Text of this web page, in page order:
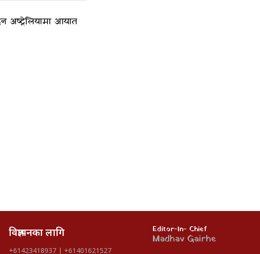
अष्ट्रेलियामा आयात
विज्ञापनका लागि
+61423418937 | +61401621527
Editor-In- Chief
Madhav Gairhe